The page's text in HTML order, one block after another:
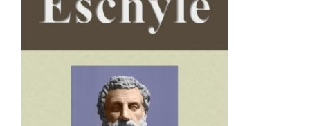
AJOUTER AU PANIER